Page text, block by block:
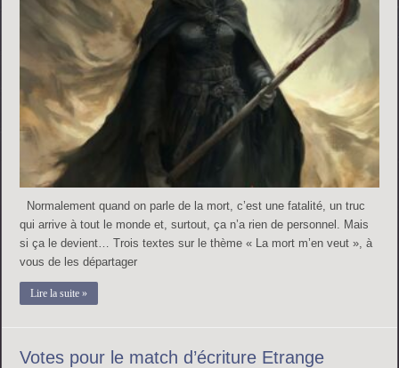
Normalement quand on parle de la mort, c’est une fatalité, un truc
qui arrive à tout le monde et, surtout, ça n’a rien de personnel. Mais
si ça le devient… Trois textes sur le thème « La mort m’en veut », à
vous de les départager
Lire la suite »
Votes pour le match d’écriture Etrange